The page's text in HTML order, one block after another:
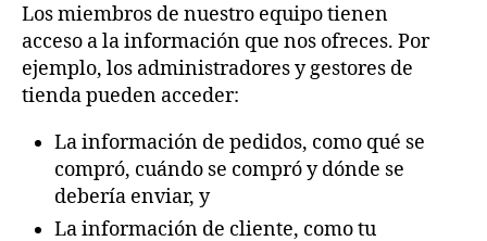
Los miembros de nuestro equipo tienen
acceso a la información que nos ofreces. Por
ejemplo, los administradores y gestores de
tienda pueden acceder:
La información de pedidos, como qué se
compró, cuándo se compró y dónde se
debería enviar, y
La información de cliente, como tu